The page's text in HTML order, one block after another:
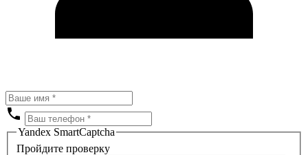
Yandex SmartCaptcha
Пройдите проверку